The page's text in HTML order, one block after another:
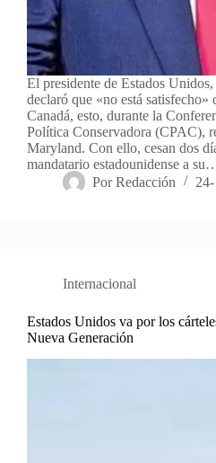
El presidente de Estados
declaró que «no está
Canadá, esto, durante la
Política Conservadora (CPAC),
Maryland. Con ello, cesan dos
mandatario estadounidense a
Por Redacción
Internacional
Estados Unidos va por los
Nueva Generación